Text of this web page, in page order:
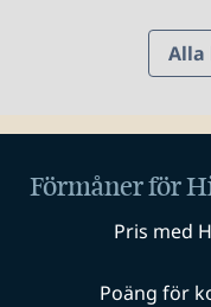
Alla
Förmåner för
Pris med
Poäng för